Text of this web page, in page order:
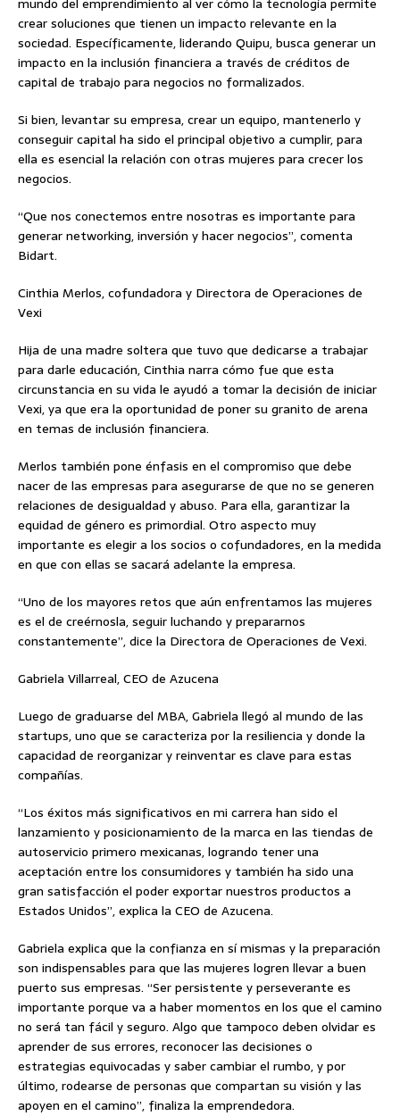
crear soluciones que tienen un impacto relevante en la
sociedad. Específicamente, liderando Quipu, busca generar un
impacto en la inclusión financiera a través de créditos de
capital de trabajo para negocios no formalizados.
Si bien, levantar su empresa, crear un equipo, mantenerlo y
conseguir capital ha sido el principal objetivo a cumplir, para
ella es esencial la relación con otras mujeres para crecer los
negocios.
“Que nos conectemos entre nosotras es importante para
generar networking, inversión y hacer negocios”, comenta
Bidart.
Cinthia Merlos, cofundadora y Directora de Operaciones de
Vexi
Hija de una madre soltera que tuvo que dedicarse a trabajar
para darle educación, Cinthia narra cómo fue que esta
circunstancia en su vida le ayudó a tomar la decisión de iniciar
Vexi, ya que era la oportunidad de poner su granito de arena
en temas de inclusión financiera.
Merlos también pone énfasis en el compromiso que debe
nacer de las empresas para asegurarse de que no se generen
relaciones de desigualdad y abuso. Para ella, garantizar la
equidad de género es primordial. Otro aspecto muy
importante es elegir a los socios o cofundadores, en la medida
en que con ellas se sacará adelante la empresa.
“Uno de los mayores retos que aún enfrentamos las mujeres
es el de creérnosla, seguir luchando y prepararnos
constantemente”, dice la Directora de Operaciones de Vexi.
Gabriela Villarreal, CEO de Azucena
Luego de graduarse del MBA, Gabriela llegó al mundo de las
startups, uno que se caracteriza por la resiliencia y donde la
capacidad de reorganizar y reinventar es clave para estas
compañías.
“Los éxitos más significativos en mi carrera han sido el
lanzamiento y posicionamiento de la marca en las tiendas de
autoservicio primero mexicanas, logrando tener una
aceptación entre los consumidores y también ha sido una
gran satisfacción el poder exportar nuestros productos a
Estados Unidos”, explica la CEO de Azucena.
Gabriela explica que la confianza en sí mismas y la preparación
son indispensables para que las mujeres logren llevar a buen
puerto sus empresas. “Ser persistente y perseverante es
importante porque va a haber momentos en los que el camino
no será tan fácil y seguro. Algo que tampoco deben olvidar es
aprender de sus errores, reconocer las decisiones o
estrategias equivocadas y saber cambiar el rumbo, y por
último, rodearse de personas que compartan su visión y las
apoyen en el camino”, finaliza la emprendedora.